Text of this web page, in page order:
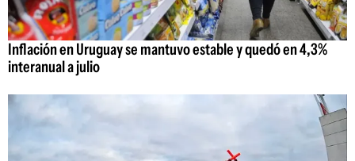
Inflación en Uruguay se mantuvo estable y quedó en 4,3%
interanual a julio